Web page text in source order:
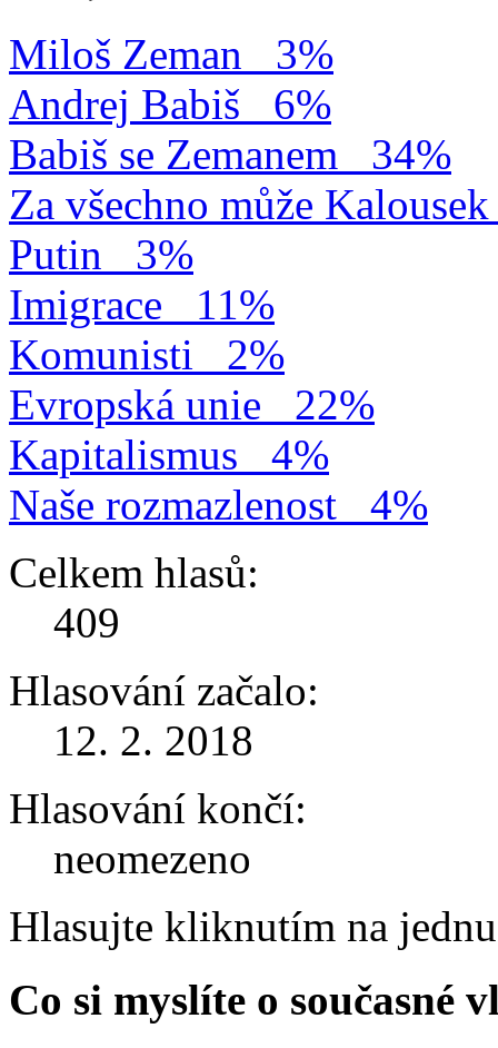
Miloš Zeman
3%
Andrej Babiš
6%
Babiš se Zemanem
34%
Za všechno může Kalousek
Putin
3%
Imigrace
11%
Komunisti
2%
Evropská unie
22%
Kapitalismus
4%
Naše rozmazlenost
4%
Celkem hlasů:
409
Hlasování začalo:
12. 2. 2018
Hlasování končí:
neomezeno
Hlasujte kliknutím na
Co si myslíte o současné